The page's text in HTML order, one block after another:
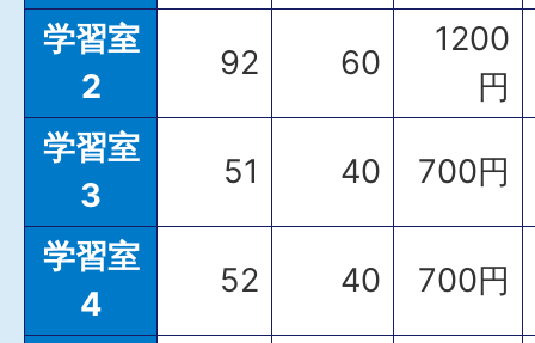
学習室
2
92 60
1200
円
学習室
3
51 40 700円
学習室
4
52 40 700円